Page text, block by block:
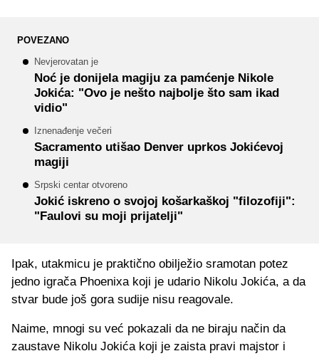
POVEZANO
Nevjerovatan je
Noć je donijela magiju za pamćenje Nikole
Jokića: "Ovo je nešto najbolje što sam ikad
vidio"
Iznenađenje večeri
Sacramento utišao Denver uprkos Jokićevoj
magiji
Srpski centar otvoreno
Jokić iskreno o svojoj košarkaškoj "filozofiji":
"Faulovi su moji prijatelji"
Ipak, utakmicu je praktično obilježio sramotan potez
jedno igrača Phoenixa koji je udario Nikolu Jokića, a da
stvar bude još gora sudije nisu reagovale.
Naime, mnogi su već pokazali da ne biraju način da
zaustave Nikolu Jokića koji je zaista pravi majstor i